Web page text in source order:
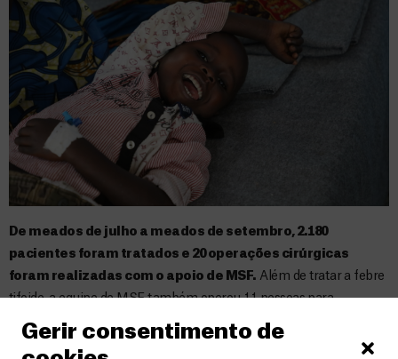
Gerir consentimento de
De meados de julho a meados de setembro, 2.180
pacientes foram tratados e 20 operações cirúrgicas
foram realizadas com o apoio de MSF. Além de tratar a febre
tifoide, a equipe de MSF também operou 11 pessoas para
emergências cirúrgicas e tratou mais de 3.500 pacientes sofrendo